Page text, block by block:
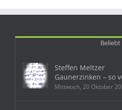
Beliebt
Steffen Meltzer
Gaunerzinken – so
Mittwoch, 20 Oktober